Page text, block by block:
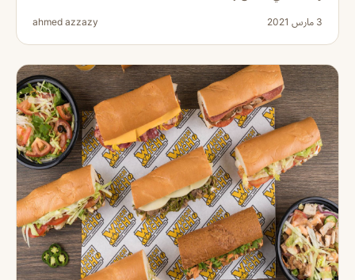
3 مارس 2021 ahmed azzazy